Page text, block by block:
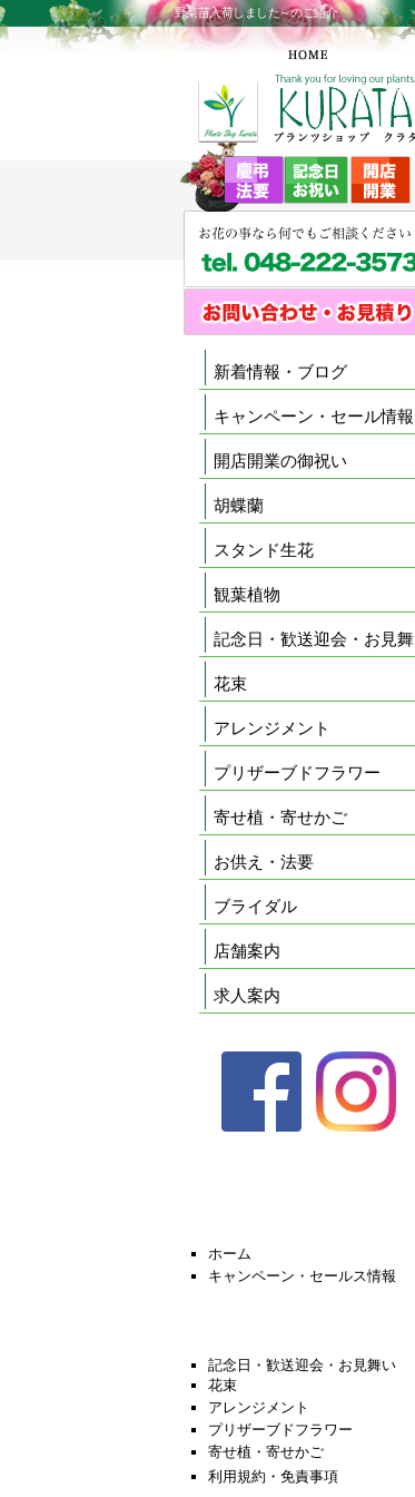
野菜苗入荷しました～のご紹介
新着情報・ブログ
キャンペーン・セール情報
開店開業の御祝い
胡蝶蘭
スタンド生花
観葉植物
記念日・歓送迎会・お見舞
花束
アレンジメント
プリザーブドフラワー
寄せ植・寄せかご
お供え・法要
ブライダル
店舗案内
求人案内
ホーム
キャンペーン・セールス情報
記念日・歓送迎会・お見舞い
花束
アレンジメント
プリザーブドフラワー
寄せ植・寄せかご
利用規約・免責事項